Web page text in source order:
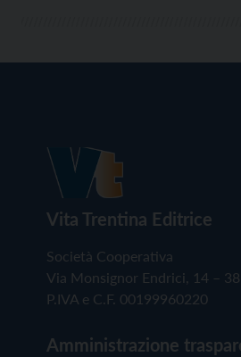
Vita Trentina Editrice
Società Cooperativa
Via Monsignor Endrici, 14 –
P.IVA e C.F. 00199960220
Amministrazione